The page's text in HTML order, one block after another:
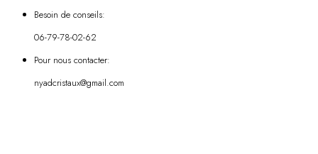
Besoin de conseils:
06-79-78-02-62
Pour nous contacter:
nyadcristaux@gmail.com